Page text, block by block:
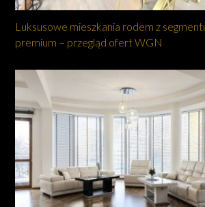
Luksusowe mieszkania rodem z
premium – przegląd ofert WGN